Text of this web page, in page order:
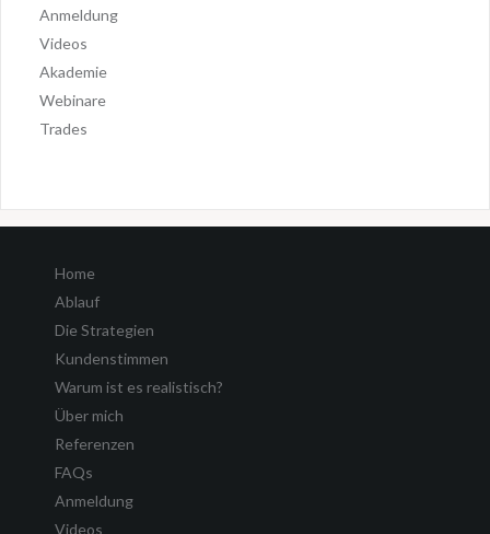
Anmeldung
Videos
Akademie
Webinare
Trades
Home
Ablauf
Die Strategien
Kundenstimmen
Warum ist es realistisch?
Über mich
Referenzen
FAQs
Anmeldung
Videos